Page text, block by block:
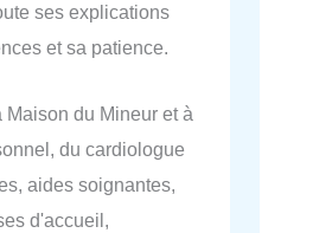
ses explications
et sa patience.
Maison du Mineur et à
du cardiologue
aides soignantes,
d'accueil,